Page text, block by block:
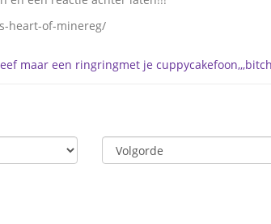
heart-of-minereg/
maar een ringringmet je